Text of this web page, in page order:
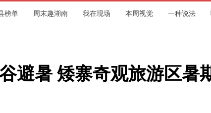
榜单 周末趣湖南 我在现场 本周视觉 一种说法
避暑 矮寨奇观旅游区暑